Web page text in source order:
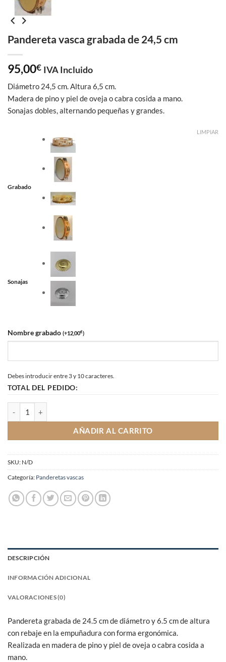
Pandereta vasca grabada de 24,5 cm
95,00€ IVA Incluido
Diámetro 24,5 cm. Altura 6,5 cm.
Madera de pino y piel de oveja o cabra cosida a mano.
Sonajas dobles, alternando pequeñas y grandes.
Grabado
Sonajas
LIMPIAR
Nombre grabado (+12,00€)
Debes introducir entre 3 y 10 caracteres.
TOTAL DEL PEDIDO:
AÑADIR AL CARRITO
SKU: N/D
Categoría: Panderetas vascas
DESCRIPCIÓN
INFORMACIÓN ADICIONAL
VALORACIONES (0)
Pandereta grabada de 24.5 cm de diámetro y 6.5 cm de altura
con rebaje en la empuñadura con forma ergonómica.
Realizada en madera de pino y piel de oveja o cabra cosida a
mano.